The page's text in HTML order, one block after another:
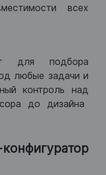
всех
для подбора
любые задачи и
контроль над
до дизайна